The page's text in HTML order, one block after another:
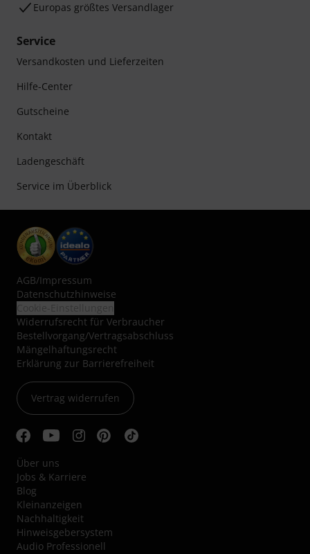
Europas größtes Versandlager
Service
Versandkosten und Lieferzeiten
Hilfe-Center
Gutscheine
Kontakt
Ladengeschäft
Service im Überblick
AGB/Impressum
Datenschutzhinweise
Widerrufsrecht für Verbraucher
Bestellvorgang/Vertragsabschluss
Mängelhaftungsrecht
Erklärung zur Barrierefreiheit
Vertrag widerrufen
Über uns
Jobs & Karriere
Blog
Kleinanzeigen
Nachhaltigkeit
Hinweisgebersystem
Audio Professionell